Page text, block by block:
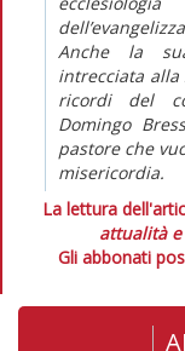
Anche la
intrecciata alla
ricordi del
Domingo
pastore che
misericordia.
La lettura
attualità
Gli abbonati